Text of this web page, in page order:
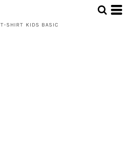
T-SHIRT KIDS BASIC